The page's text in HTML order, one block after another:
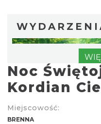
Spotkanie z
Noc
Kordian
Miejscowość:
BRENNA